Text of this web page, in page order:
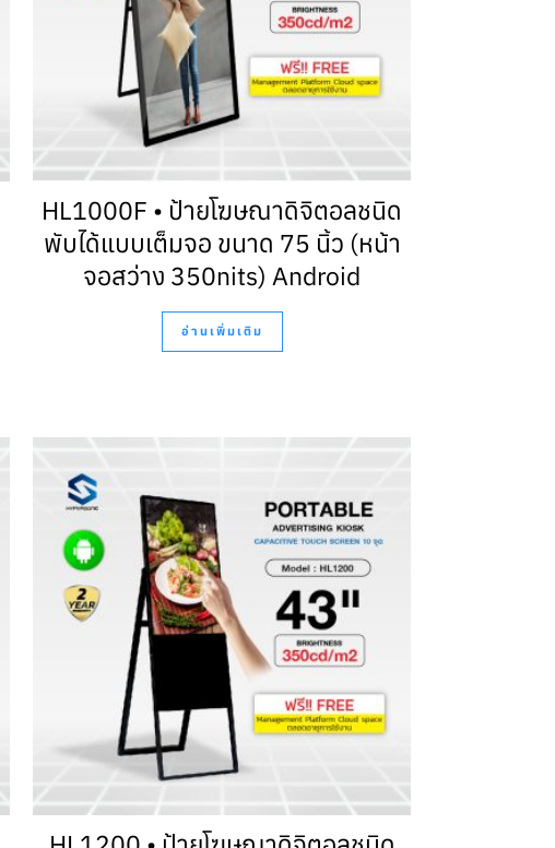
HL1000F • ป้ายโฆษณาดิจิตอลชนิด
พับได้แบบเต็มจอ ขนาด 75 นิ้ว (หน้า
จอสว่าง 350nits) Android
อ่านเพิ่มเติม